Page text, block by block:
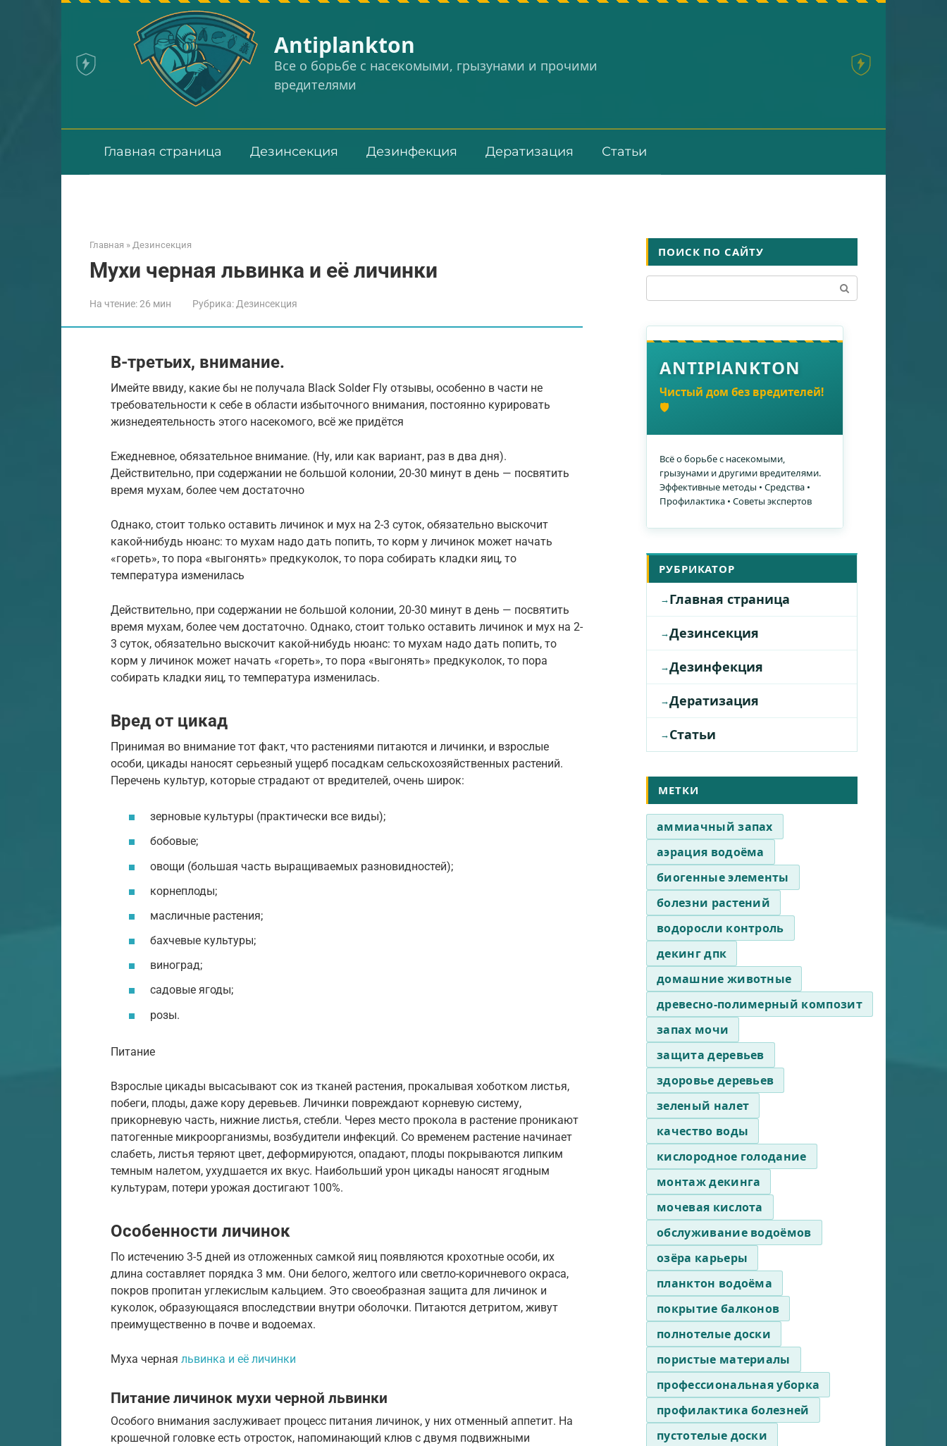
Аntiplankton
Все о борьбе с насекомыми, грызунами и прочими
вредителями
Главная страница Дезинсекция Дезинфекция Дератизация Статьи
Главная » Дезинсекция
Мухи черная львинка и её личинки
На чтение:26 мин Рубрика: Дезинсекция
В-третьих, внимание.
Имейте ввиду, какие бы не получала Black Solder Fly отзывы, особенно в части не
требовательности к себе в области избыточного внимания, постоянно курировать
жизнедеятельность этого насекомого, всё же придётся
Ежедневное, обязательное внимание. (Ну, или как вариант, раз в два дня).
Действительно, при содержании не большой колонии, 20-30 минут в день — посвятить
время мухам, более чем достаточно
Однако, стоит только оставить личинок и мух на 2-3 суток, обязательно выскочит
какой-нибудь нюанс: то мухам надо дать попить, то корм у личинок может начать
«гореть», то пора «выгонять» предкуколок, то пора собирать кладки яиц, то
температура изменилась
Действительно, при содержании не большой колонии, 20-30 минут в день — посвятить
время мухам, более чем достаточно. Однако, стоит только оставить личинок и мух на 2-
3 суток, обязательно выскочит какой-нибудь нюанс: то мухам надо дать попить, то
корм у личинок может начать «гореть», то пора «выгонять» предкуколок, то пора
собирать кладки яиц, то температура изменилась.
Вред от цикад
Принимая во внимание тот факт, что растениями питаются и личинки, и взрослые
особи, цикады наносят серьезный ущерб посадкам сельскохозяйственных растений.
Перечень культур, которые страдают от вредителей, очень широк:
зерновые культуры (практически все виды);
бобовые;
овощи (большая часть выращиваемых разновидностей);
корнеплоды;
масличные растения;
бахчевые культуры;
виноград;
садовые ягоды;
розы.
Питание
Взрослые цикады высасывают сок из тканей растения, прокалывая хоботком листья,
побеги, плоды, даже кору деревьев. Личинки повреждают корневую систему,
прикорневую часть, нижние листья, стебли. Через место прокола в растение проникают
патогенные микроорганизмы, возбудители инфекций. Со временем растение начинает
слабеть, листья теряют цвет, деформируются, опадают, плоды покрываются липким
темным налетом, ухудшается их вкус. Наибольший урон цикады наносят ягодным
культурам, потери урожая достигают 100%.
Особенности личинок
По истечению 3-5 дней из отложенных самкой яиц появляются крохотные особи, их
длина составляет порядка 3 мм. Они белого, желтого или светло-коричневого окраса,
покров пропитан углекислым кальцием. Это своеобразная защита для личинок и
куколок, образующаяся впоследствии внутри оболочки. Питаются детритом, живут
преимущественно в почве и водоемах.
Муха черная львинка и её личинки
Питание личинок мухи черной львинки
Особого внимания заслуживает процесс питания личинок, у них отменный аппетит. На
крошечной головке есть отросток, напоминающий клюв с двумя подвижными
ПОИСК ПО САЙТУ
ANTIPlANKTON
Чистый дом без вредителей!
🛡️
Всё о борьбе с насекомыми,
грызунами и другими вредителями.
Эффективные методы • Средства •
Профилактика • Советы экспертов
РУБРИКАТОР
Главная страница
Дезинсекция
Дезинфекция
Дератизация
Статьи
МЕТКИ
аммиачный запах
аэрация водоёма
биогенные элементы
болезни растений
водоросли контроль
декинг дпк
домашние животные
древесно-полимерный композит
запах мочи
защита деревьев
здоровье деревьев
зеленый налет
качество воды
кислородное голодание
монтаж декинга
мочевая кислота
обслуживание водоёмов
озёра карьеры
планктон водоёма
покрытие балконов
полнотелые доски
пористые материалы
профессиональная уборка
профилактика болезней
пустотелые доски